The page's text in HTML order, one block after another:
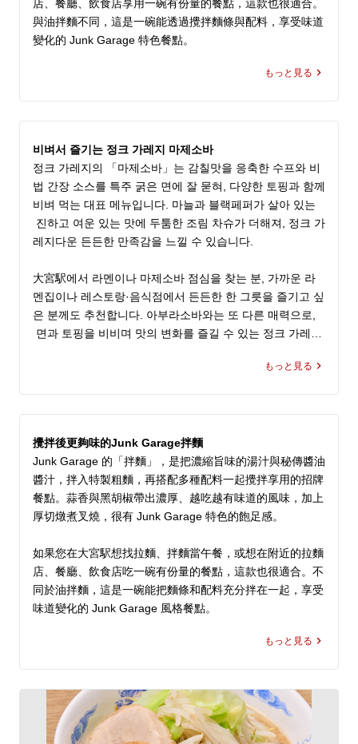
店、餐廳、飲食店享用一碗有份量的餐點，這款也很適合。
與油拌麵不同，這是一碗能透過攪拌麵條與配料，享受味道
變化的 Junk Garage 特色餐點。
もっと見る
비벼서 즐기는 정크 가레지 마제소바
정크 가레지의 「마제소바」는 감칠맛을 응축한 수프와 비
법 간장 소스를 특주 굵은 면에 잘 묻혀, 다양한 토핑과 함께
비벼 먹는 대표 메뉴입니다. 마늘과 블랙페퍼가 살아 있는
진하고 여운 있는 맛에 두툼한 조림 차슈가 더해져, 정크 가
레지다운 든든한 만족감을 느낄 수 있습니다.
大宮駅에서 라멘이나 마제소바 점심을 찾는 분, 가까운 라
멘집이나 레스토랑·음식점에서 든든한 한 그릇을 즐기고 싶
은 분께도 추천합니다. 아부라소바와는 또 다른 매력으로,
면과 토핑을 비비며 맛의 변화를 즐길 수 있는 정크 가레지
もっと見る
攪拌後更夠味的Junk Garage拌麵
Junk Garage 的「拌麵」，是把濃縮旨味的湯汁與秘傳醬油
醬汁，拌入特製粗麵，再搭配多種配料一起攪拌享用的招牌
餐點。蒜香與黑胡椒帶出濃厚、越吃越有味道的風味，加上
厚切燉煮叉燒，很有 Junk Garage 特色的飽足感。
如果您在大宮駅想找拉麵、拌麵當午餐，或想在附近的拉麵
店、餐廳、飲食店吃一碗有份量的餐點，這款也很適合。不
同於油拌麵，這是一碗能把麵條和配料充分拌在一起，享受
味道變化的 Junk Garage 風格餐點。
もっと見る